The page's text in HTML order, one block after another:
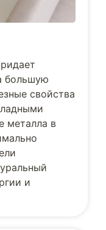
большую
свойства
металла в
и